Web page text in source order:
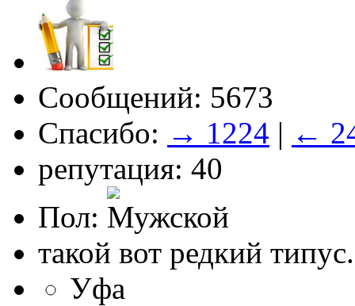
Сообщений: 5673
Спасибо: → 1224 | ←
репутация: 40
Пол:
такой вот редкий
Уфа